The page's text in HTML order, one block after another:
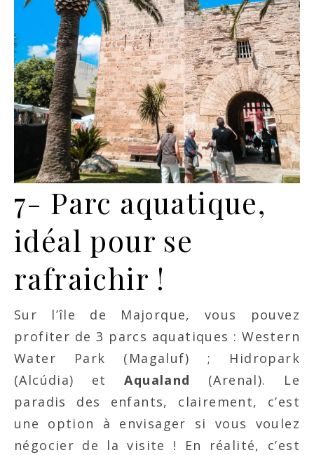
7- Parc aquatique,
idéal pour se
rafraichir !
Sur l’île de Majorque, vous pouvez
profiter de 3 parcs aquatiques : Western
Water Park (Magaluf) ; Hidropark
(Alcúdia) etAqualand (Arenal). Le
paradis des enfants, clairement, c’est
une option à envisager si vous voulez
négocier de la visite ! En réalité, c’est